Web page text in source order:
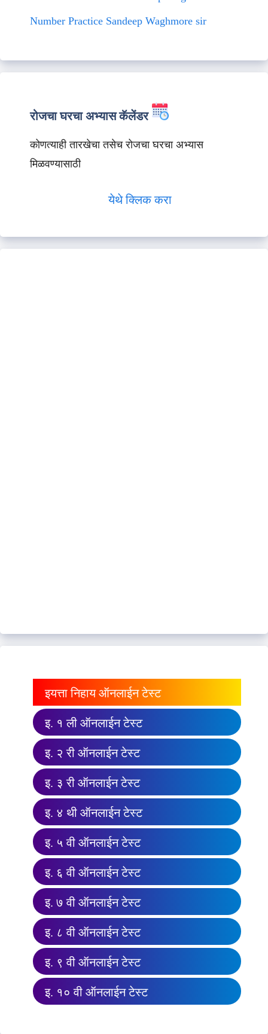
Number Practice Sandeep Waghmore sir
रोजचा घरचा अभ्यास कॅलेंडर
कोणत्याही तारखेचा तसेच रोजचा घरचा अभ्यास
मिळवण्यासाठी
येथे क्लिक करा
इयत्ता निहाय ऑनलाईन टेस्ट
इ. १ ली ऑनलाईन टेस्ट
इ. २ री ऑनलाईन टेस्ट
इ. ३ री ऑनलाईन टेस्ट
इ. ४ थी ऑनलाईन टेस्ट
इ. ५ वी ऑनलाईन टेस्ट
इ. ६ वी ऑनलाईन टेस्ट
इ. ७ वी ऑनलाईन टेस्ट
इ. ८ वी ऑनलाईन टेस्ट
इ. ९ वी ऑनलाईन टेस्ट
इ. १० वी ऑनलाईन टेस्ट